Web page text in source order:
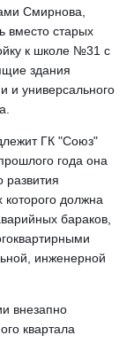
Смирнова,
вместо старых
к школе №31 с
здания
и универсального
ГК "Союз"
года она
развития
должна
бараков,
инженерной
внезапно
квартала